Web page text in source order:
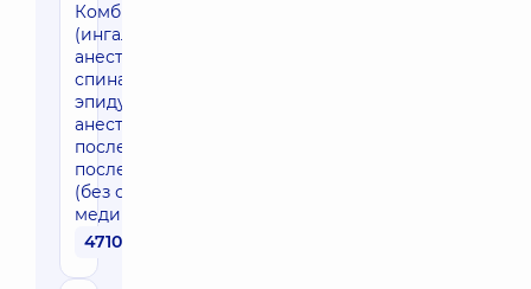
Комбинированная
(ингаляционная
анестезия +
спинальная /
эпидуральная)
анестезия каждый
последующий час
после 3х часов
(без стоимости
медикаментов)
4710 грн